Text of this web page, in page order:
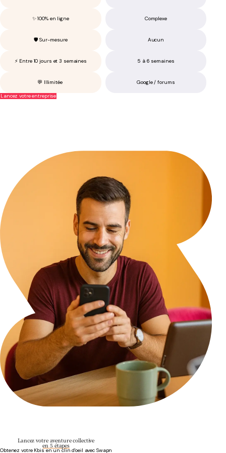
✨ 100% en ligne Complexe
🛡️ Sur-mesure Aucun
⚡ Entre 10 jours et 3 semaines 5 à 6 semaines
💬 Illimitée Google / forums
Lancez votre entreprise
Lancez votre aventure collective
en 5 étapes
Obtenez votre Kbis en un clin d'oeil avec Swapn